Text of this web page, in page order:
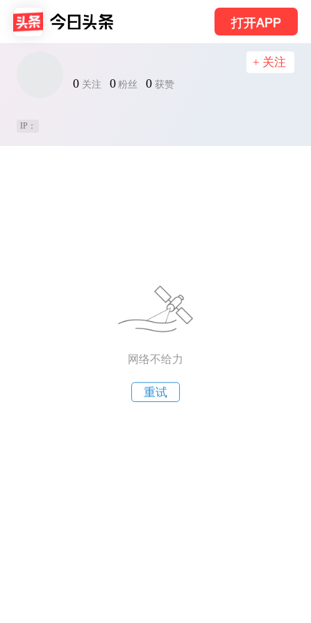
打开APP
0 关注 0 粉丝 0 获赞
+ 关注
IP：
网络不给力
重试